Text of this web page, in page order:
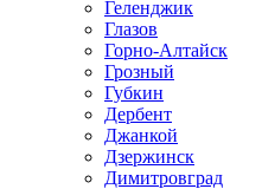
Геленджик
Глазов
Горно-Алтайск
Грозный
Губкин
Дербент
Джанкой
Дзержинск
Димитровград